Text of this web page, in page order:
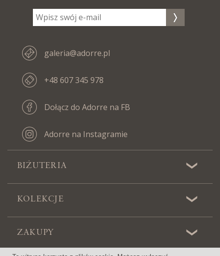
galeria@adorre.pl
+48 607 345 978
Dołącz do Adorre na FB
Adorre na Instagramie
BIŻUTERIA
KOLEKCJE
ZAKUPY